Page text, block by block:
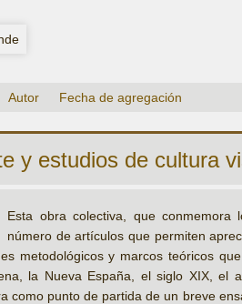
Autor Fecha de agregación
y estudios de cultura
Esta obra colectiva, que
número de artículos que permiten
metodológicos y marcos teóricos
la Nueva España, el siglo XIX, el
como punto de partida de un breve